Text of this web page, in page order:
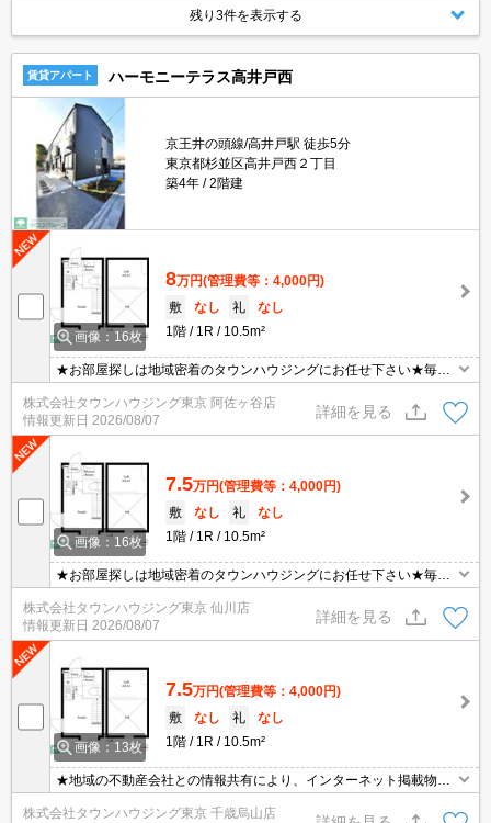
残り3件を表示する
賃貸アパート ハーモニーテラス高井戸西
京王井の頭線/高井戸駅 徒歩5分
東京都杉並区高井戸西２丁目
築4年
2階建
画像：16枚
8万円(管理費等：4,000円)
敷
なし 礼
なし
1階
1R 10.5m²
★お部屋探しは地域密着のタウンハウジングにお任せ下さい★毎日
新着情報更新中★
株式会社タウンハウジング東京 阿佐ヶ谷店
情報更新日 2026/08/07
詳細を見る
画像：16枚
7.5万円(管理費等：4,000円)
敷
なし 礼
なし
1階
1R 10.5m²
★お部屋探しは地域密着のタウンハウジングにお任せ下さい★毎日
新着情報更新中★
株式会社タウンハウジング東京 仙川店
情報更新日 2026/08/07
詳細を見る
画像：13枚
7.5万円(管理費等：4,000円)
敷
なし 礼
なし
1階
1R 10.5m²
★地域の不動産会社との情報共有により、インターネット掲載物件
のほぼ全てがご紹介可能です♪お家賃交渉や礼金交渉などもお気軽に
ご相談ください♪
株式会社タウンハウジング東京 千歳烏山店